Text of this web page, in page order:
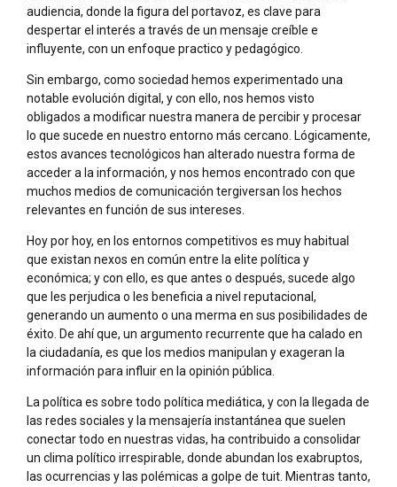
audiencia, donde la figura del portavoz, es clave para
despertar el interés a través de un mensaje creíble e
influyente, con un enfoque practico y pedagógico.
Sin embargo, como sociedad hemos experimentado una
notable evolución digital, y con ello, nos hemos visto
obligados a modificar nuestra manera de percibir y procesar
lo que sucede en nuestro entorno más cercano. Lógicamente,
estos avances tecnológicos han alterado nuestra forma de
acceder a la información, y nos hemos encontrado con que
muchos medios de comunicación tergiversan los hechos
relevantes en función de sus intereses.
Hoy por hoy, en los entornos competitivos es muy habitual
que existan nexos en común entre la elite política y
económica; y con ello, es que antes o después, sucede algo
que les perjudica o les beneficia a nivel reputacional,
generando un aumento o una merma en sus posibilidades de
éxito. De ahí que, un argumento recurrente que ha calado en
la ciudadanía, es que los medios manipulan y exageran la
información para influir en la opinión pública.
La política es sobre todo política mediática, y con la llegada de
las redes sociales y la mensajería instantánea que suelen
conectar todo en nuestras vidas, ha contribuido a consolidar
un clima político irrespirable, donde abundan los exabruptos,
las ocurrencias y las polémicas a golpe de tuit. Mientras tanto,